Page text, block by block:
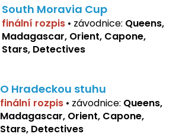
South Moravia Cup
finální rozpis • závodnice: Queens,
Madagascar, Orient, Capone,
Stars, Detectives
O Hradeckou stuhu
finální rozpis • závodnice: Queens,
Madagascar, Orient, Capone,
Stars, Detectives